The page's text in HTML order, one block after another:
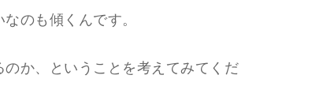
のも傾くんです。
か、ということを考えてみてくだ